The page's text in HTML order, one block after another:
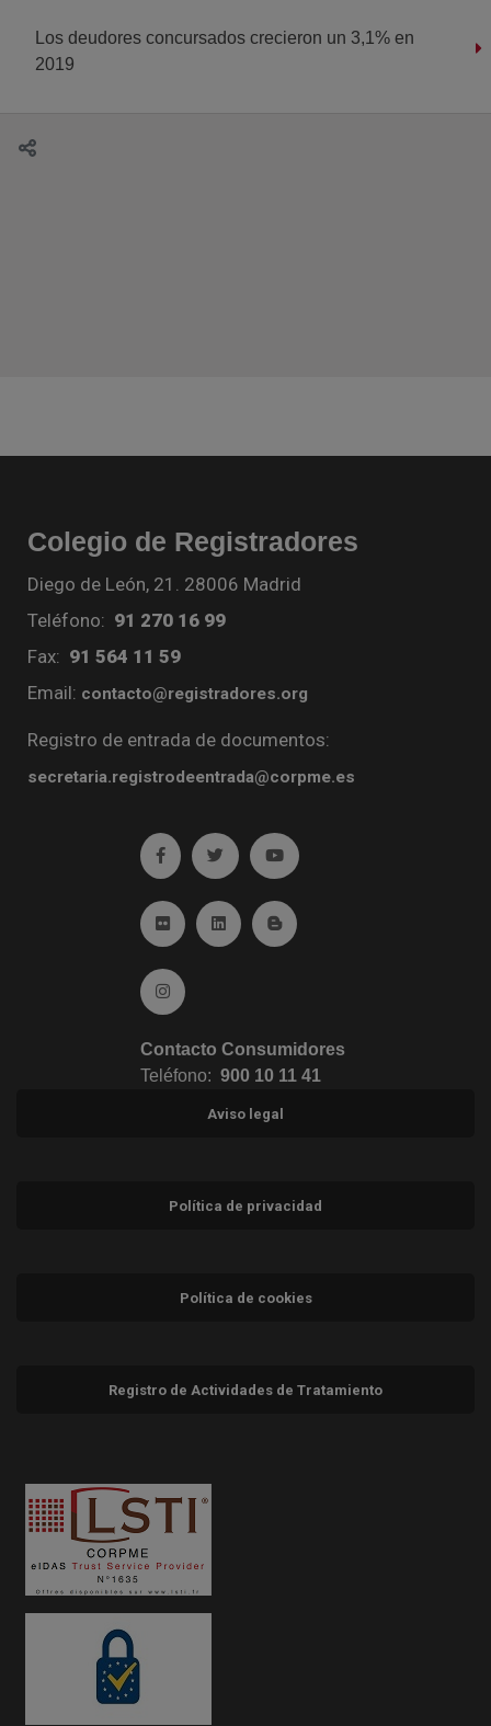
Los deudores concursados crecieron un 3,1% en
2019
Colegio de Registradores
Diego de León, 21. 28006 Madrid
Teléfono: 91 270 16 99
Fax: 91 564 11 59
Email: contacto@registradores.org
Registro de entrada de documentos:
secretaria.registrodeentrada@corpme.es
Ir a facebook (abre en ventana nueva)
Ir a twitter (abre en ventana nueva)
Ir a YouTube (abre en
Ir a Flickr (abre en ventana nueva)
Ir a Linkedin (abre en ventana nueva)
Ir al Blog (abre en ventana
Ir a Instagram (abre en ventana nueva)
Contacto Consumidores
Teléfono: 900 10 11 41
Aviso legal
Política de privacidad
Política de cookies
Registro de Actividades de Tratamiento